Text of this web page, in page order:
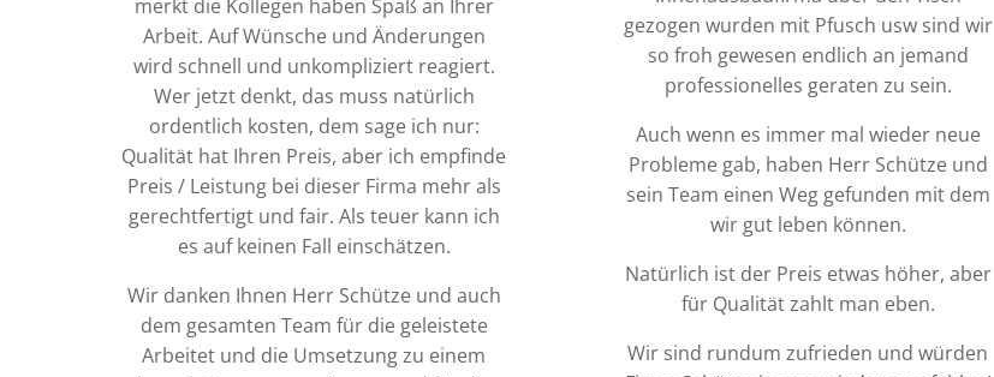
merkt die Kollegen haben Spaß an Ihrer
Arbeit. Auf Wünsche und Änderungen
wird schnell und unkompliziert reagiert.
Wer jetzt denkt, das muss natürlich
ordentlich kosten, dem sage ich nur:
Qualität hat Ihren Preis, aber ich empfinde
Preis / Leistung bei dieser Firma mehr als
gerechtfertigt und fair. Als teuer kann ich
es auf keinen Fall einschätzen.
Wir danken Ihnen Herr Schütze und auch
dem gesamten Team für die geleistete
Arbeitet und die Umsetzung zu einem
gezogen wurden mit Pfusch usw sind wir
so froh gewesen endlich an jemand
professionelles geraten zu sein.
Auch wenn es immer mal wieder neue
Probleme gab, haben Herr Schütze und
sein Team einen Weg gefunden mit dem
wir gut leben können.
Natürlich ist der Preis etwas höher, aber
für Qualität zahlt man eben.
Wir sind rundum zufrieden und würden